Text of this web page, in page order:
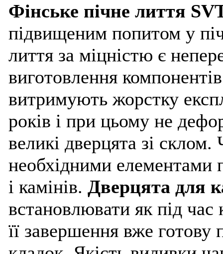
Фінське пічне лиття
підвищеним попитом у
лиття за міцністю є
виготовлення
витримують жорстку
років і при цьому не
великі дверцята зі склом.
необхідними елементами
і камінів. Дверцята для
встановлювати як під час
її завершення вже готову